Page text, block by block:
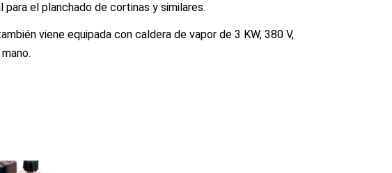
el planchado de cortinas y similares.
viene equipada con caldera de vapor de 3 KW, 380 V,